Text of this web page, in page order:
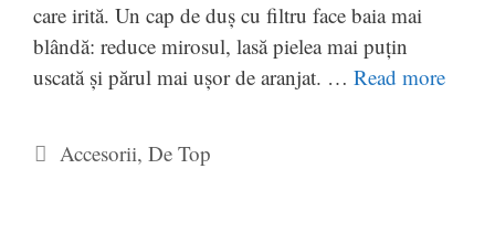
care irită. Un cap de duș cu filtru face baia mai
blândă: reduce mirosul, lasă pielea mai puțin
uscată și părul mai ușor de aranjat. … Read more
Categories
Accesorii,De Top